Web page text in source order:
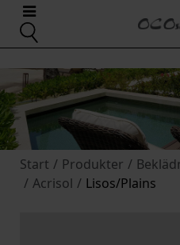
Start / Produkter /
/ Acrisol / Lisos/Plains